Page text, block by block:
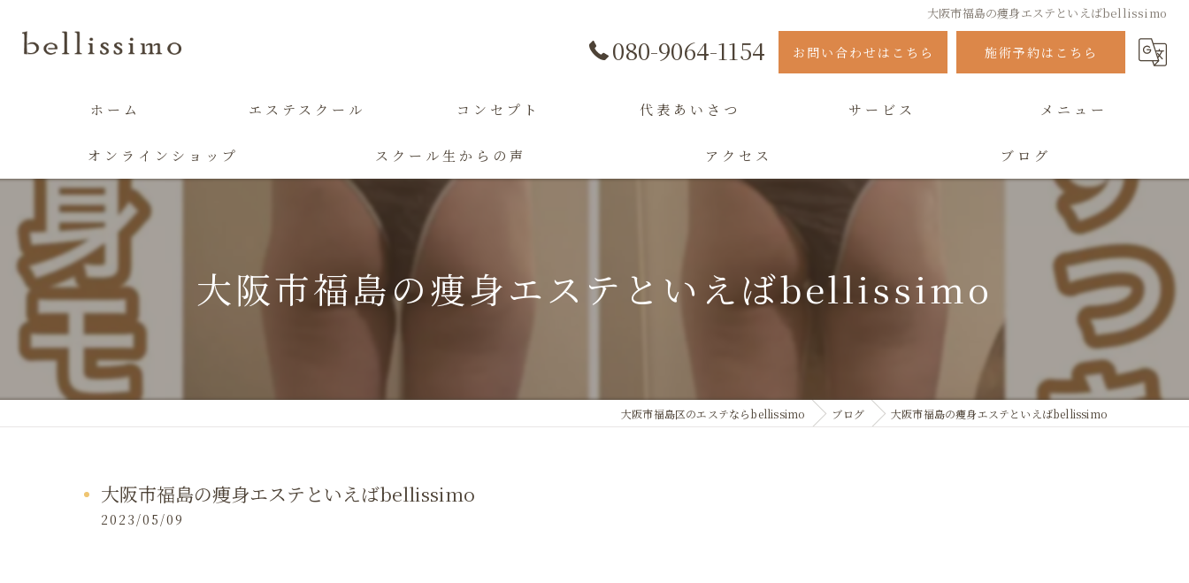
大阪市福島の痩身エステといえばbellissimo
080-9064-1154 お問い合わせはこちら 施術予約はこちら
ホーム エステスクール コンセプト 代表あいさつ サービス メニュー
オンラインショップ スクール生からの声 アクセス ブログ
大阪市福島の痩身エステといえばbellissimo
大阪市福島区のエステならbellissimo ブログ 大阪市福島の痩身エステといえばbellissimo
大阪市福島の痩身エステといえばbellissimo
2023/05/09